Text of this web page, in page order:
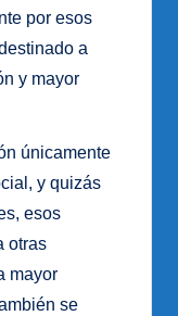
por esos
a
y mayor
únicamente
y quizás
esos
otras
mayor
se